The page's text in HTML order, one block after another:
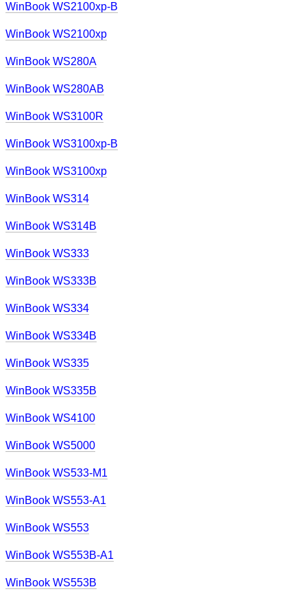
WinBook WS2100xp-B
WinBook WS2100xp
WinBook WS280A
WinBook WS280AB
WinBook WS3100R
WinBook WS3100xp-B
WinBook WS3100xp
WinBook WS314
WinBook WS314B
WinBook WS333
WinBook WS333B
WinBook WS334
WinBook WS334B
WinBook WS335
WinBook WS335B
WinBook WS4100
WinBook WS5000
WinBook WS533-M1
WinBook WS553-A1
WinBook WS553
WinBook WS553B-A1
WinBook WS553B